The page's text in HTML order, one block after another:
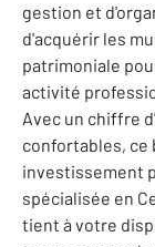
gestion et
d'acquérir les
patrimoniale
activité
Avec un chiffre
confortables, ce
investissement
spécialisée en
tient à votre